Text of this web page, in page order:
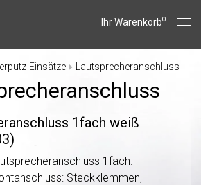
Ihr Warenkorb0
Einsätze Lautsprecheranschluss
1fach weiß
1fach.
Steckklemmen,